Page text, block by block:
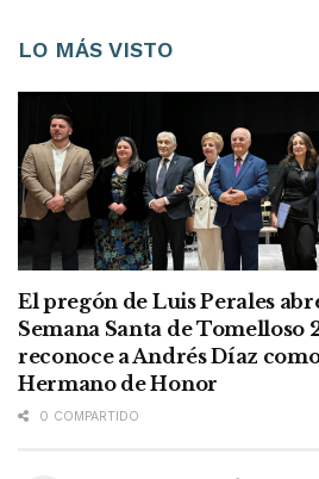
LO MÁS VISTO
El pregón de Luis Perales
Semana Santa de Tomelloso
reconoce a Andrés Díaz
Hermano de Honor
0 COMPARTIDO